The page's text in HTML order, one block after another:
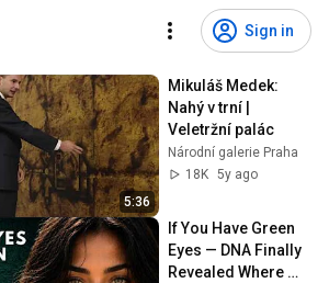
Sign in
5:36
Mikuláš Medek:
Nahý v trní |
Veletržní palác
Národní galerie Praha
18K 5y ago
If You Have Green
Eyes — DNA Finally
Revealed Where